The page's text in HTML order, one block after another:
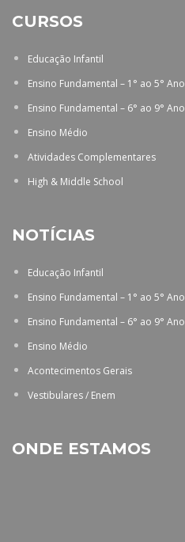
CURSOS
Educação Infantil
Ensino Fundamental – 1° ao 5° Ano
Ensino Fundamental – 6° ao 9° Ano
Ensino Médio
Atividades Complementares
High & Middle School
NOTÍCIAS
Educação Infantil
Ensino Fundamental – 1° ao 5° Ano
Ensino Fundamental – 6° ao 9° Ano
Ensino Médio
Acontecimentos Gerais
Vestibulares / Enem
ONDE ESTAMOS